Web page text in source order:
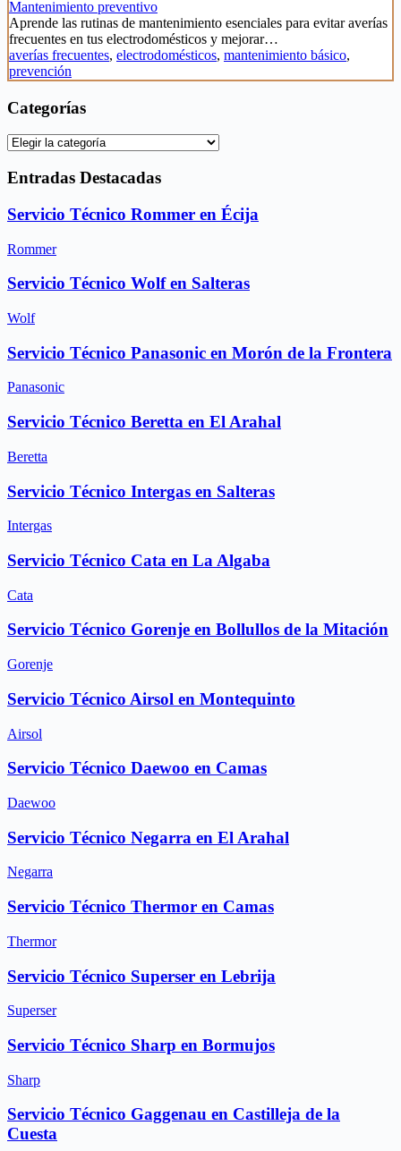
Mantenimiento preventivo
Aprende las rutinas de mantenimiento esenciales para evitar averías
frecuentes en tus electrodomésticos y mejorar…
averías frecuentes, electrodomésticos, mantenimiento básico,
prevención
Categorías
Categorías
Entradas Destacadas
Servicio Técnico Rommer en Écija
Rommer
Servicio Técnico Wolf en Salteras
Wolf
Servicio Técnico Panasonic en Morón de la Frontera
Panasonic
Servicio Técnico Beretta en El Arahal
Beretta
Servicio Técnico Intergas en Salteras
Intergas
Servicio Técnico Cata en La Algaba
Cata
Servicio Técnico Gorenje en Bollullos de la Mitación
Gorenje
Servicio Técnico Airsol en Montequinto
Airsol
Servicio Técnico Daewoo en Camas
Daewoo
Servicio Técnico Negarra en El Arahal
Negarra
Servicio Técnico Thermor en Camas
Thermor
Servicio Técnico Superser en Lebrija
Superser
Servicio Técnico Sharp en Bormujos
Sharp
Servicio Técnico Gaggenau en Castilleja de la
Cuesta